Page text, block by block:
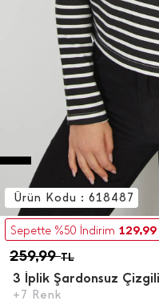
Sepette %50 İndirim 129,99
259,99TL
3 İ̇plik Şardonsuz
+7 Renk
Ürün Kodu : 618487